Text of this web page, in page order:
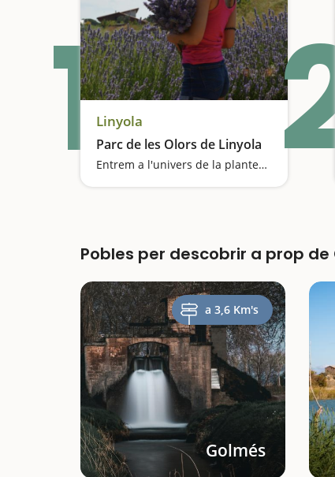
1Linyola
Parc de les Olors de Linyola
Entrem a l'univers de la plantes aromàtiques medicinals
Pobles per descobrir a prop
a 3,6 Km's
Golmés